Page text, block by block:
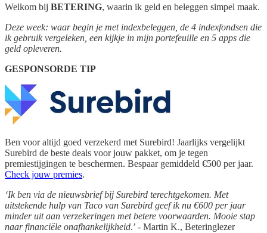
Welkom bij BETERING, waarin ik geld en beleggen simpel maak.
Deze week: waar begin je met indexbeleggen, de 4 indexfondsen die
ik gebruik vergeleken, een kijkje in mijn portefeuille en 5 apps die
geld opleveren.
GESPONSORDE TIP
Ben voor altijd goed verzekerd met Surebird! Jaarlijks vergelijkt
Surebird de beste deals voor jouw pakket, om je tegen
premiestijgingen te beschermen. Bespaar gemiddeld €500 per jaar.
Check jouw premies.
‘Ik ben via de nieuwsbrief bij Surebird terechtgekomen. Met
uitstekende hulp van Taco van Surebird geef ik nu €600 per jaar
minder uit aan verzekeringen met betere voorwaarden. Mooie stap
naar financiële onafhankelijkheid.’ - Martin K., Beteringlezer